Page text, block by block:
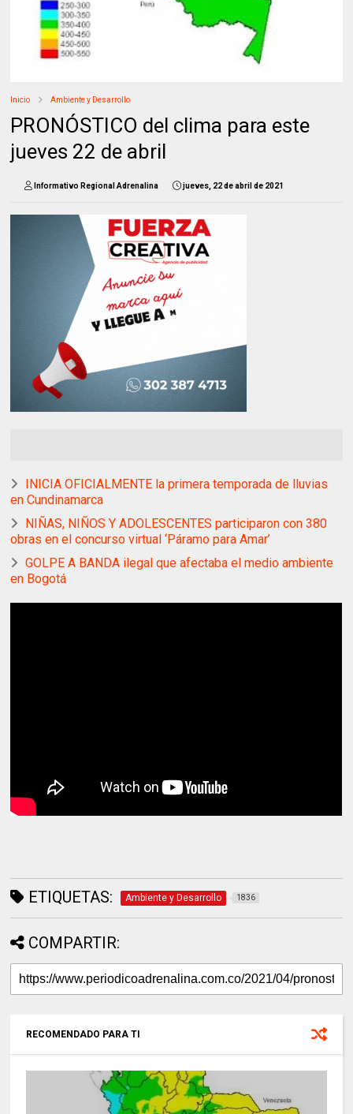
Inicio Ambiente y Desarrollo
PRONÓSTICO del clima para este
jueves 22 de abril
Informativo Regional Adrenalina jueves, 22 de abril de 2021
INICIA OFICIALMENTE la primera temporada de lluvias
en Cundinamarca
NIÑAS, NIÑOS Y ADOLESCENTES participaron con 380
obras en el concurso virtual ‘Páramo para Amar’
GOLPE A BANDA ilegal que afectaba el medio ambiente
en Bogotá
ETIQUETAS: Ambiente y Desarrollo 1836
COMPARTIR:
RECOMENDADO PARA TI